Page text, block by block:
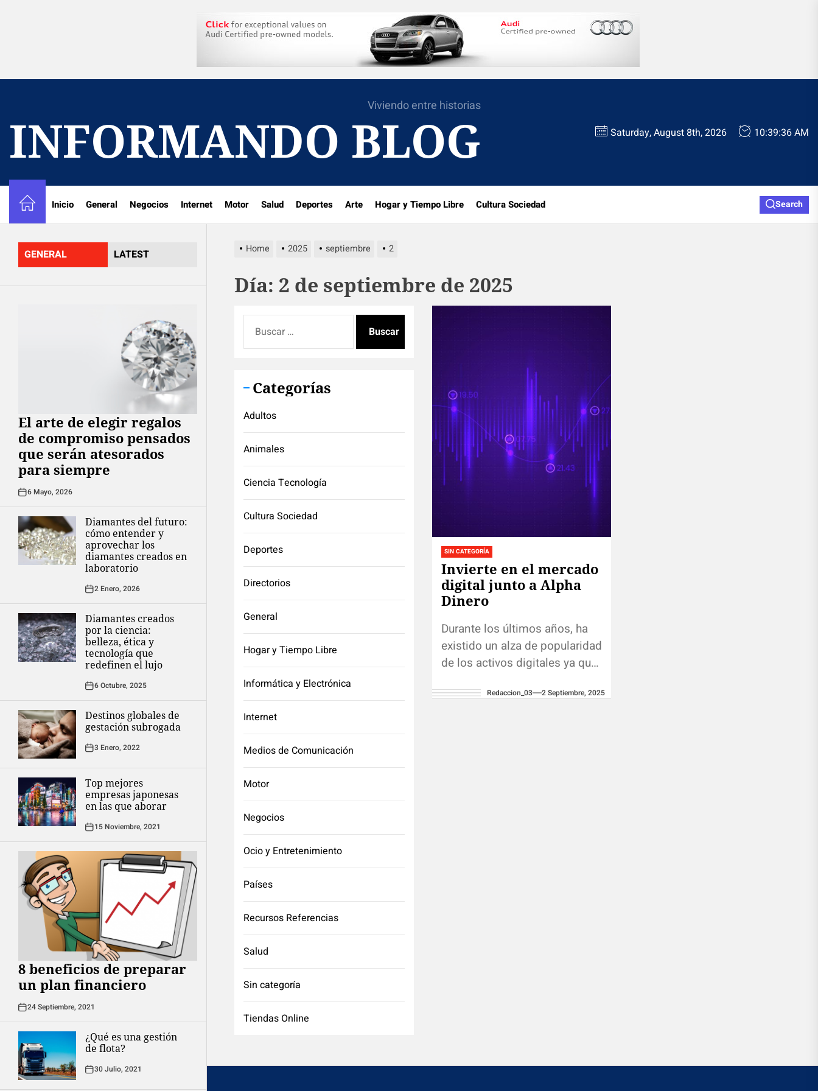
Viviendo entre historias
INFORMANDO BLOG Saturday, August 8th, 2026 10:39:36 AM
Inicio General Negocios Internet Motor Salud Deportes Arte Hogar y Tiempo Libre Cultura Sociedad Search
GENERAL LATEST
El arte de elegir regalos
de compromiso pensados
que serán atesorados
para siempre
6 Mayo, 2026
Diamantes del futuro:
cómo entender y
aprovechar los
diamantes creados en
laboratorio
2 Enero, 2026
Diamantes creados
por la ciencia:
belleza, ética y
tecnología que
redefinen el lujo
6 Octubre, 2025
Destinos globales de
gestación subrogada
3 Enero, 2022
Top mejores
empresas japonesas
en las que aborar
15 Noviembre, 2021
8 beneficios de preparar
un plan financiero
24 Septiembre, 2021
¿Qué es una gestión
de flota?
30 Julio, 2021
Home 2025 septiembre 2
Día: 2 de septiembre de 2025
SIN CATEGORÍA
Invierte en el mercado
digital junto a Alpha
Dinero
Durante los últimos años, ha
existido un alza de popularidad
de los activos digitales ya que
transformando el panorama
Redaccion_03 2 Septiembre, 2025
Categorías
Adultos
Animales
Ciencia Tecnología
Cultura Sociedad
Deportes
Directorios
General
Hogar y Tiempo Libre
Informática y Electrónica
Internet
Medios de Comunicación
Motor
Negocios
Ocio y Entretenimiento
Países
Recursos Referencias
Salud
Sin categoría
Tiendas Online